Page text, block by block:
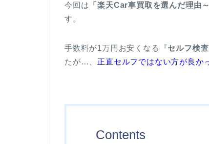
今回は 「楽天Car車買取を選んだ理由
す。
手数料が1万円お安くなる『セルフ検査
たが…、 正直セルフではない方が良か
Contents